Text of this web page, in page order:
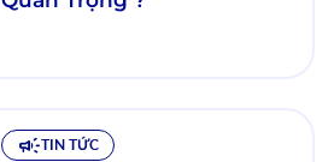
TIN TỨC